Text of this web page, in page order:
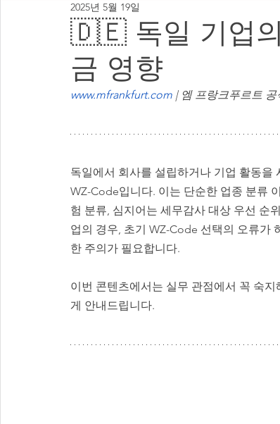
주재원·파견인 HR & 노동 규정
독일 경제·산업 & 기업 환경 분석
🇩🇪 독일 기업의
금 영향
2025년 5월 19일
www.mfrankfurt.com | 엠 프랑크푸르트
독일에서 회사를 설립하거나 기업 활동을
WZ-Code입니다. 이는 단순한 업종 분류
험 분류, 심지어는 세무감사 대상 우선 순
업의 경우, 초기 WZ-Code 선택의 오류가
한 주의가 필요합니다.
이번 콘텐츠에서는 실무 관점에서 꼭 숙
게 안내드립니다.